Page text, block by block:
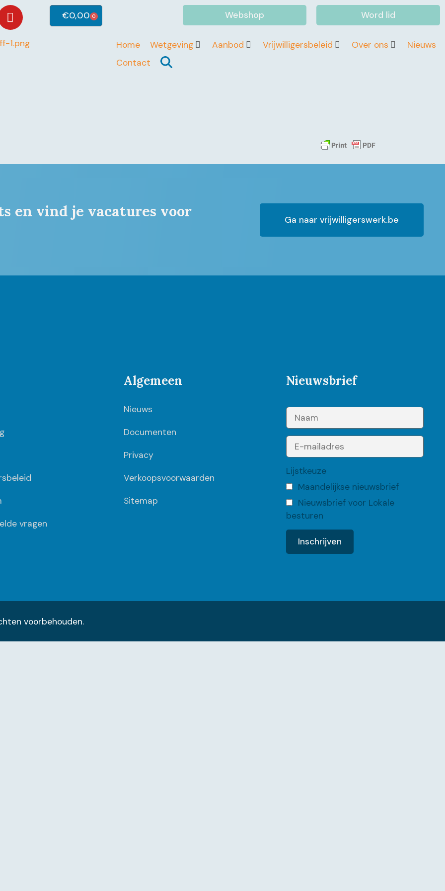
€0,00 0 Webshop Word lid
Home Wetgeving Aanbod Vrijwilligersbeleid Over ons
Nieuws
Contact
en vind je vacatures voor Ga naar vrijwilligerswerk.be
vragen
Algemeen
Nieuws
Documenten
Privacy
Verkoopsvoorwaarden
Sitemap
Nieuwsbrief
Lijstkeuze
Maandelijkse nieuwsbrief
Nieuwsbrief voor Lokale
besturen
voorbehouden.